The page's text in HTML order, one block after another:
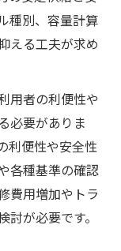
種別、容量計算
える工夫が求め
用者の利便性や
必要がありま
利便性や安全性
各種基準の確認
費用増加やトラ
が必要です。